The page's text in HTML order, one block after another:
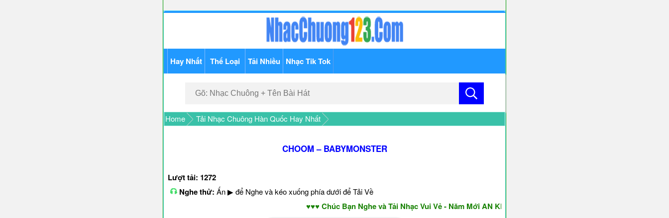
Hay Nhất Thể Loại Tải Nhiều Nhạc Tik Tok
Home Tải Nhạc Chuông Hàn Quốc Hay Nhất
CHOOM – BABYMONSTER
Lượt tải: 1272
Nghe thử: Ấn ▶ để Nghe và kéo xuống phía dưới để Tải Về
♥♥♥ Chúc Bạn Nghe và Tải Nhạc Vui Vẻ - Năm Mới AN KHANG & THỊNH VƯỢNG ♥♥♥